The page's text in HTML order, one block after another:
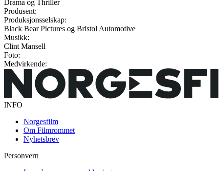
Drama og Thriller
Produsent:
Produksjonsselskap:
Black Bear Pictures og Bristol Automotive
Musikk:
Clint Mansell
Foto:
Medvirkende:
INFO
Norgesfilm
Om Filmrommet
Nyhetsbrev
Personvern